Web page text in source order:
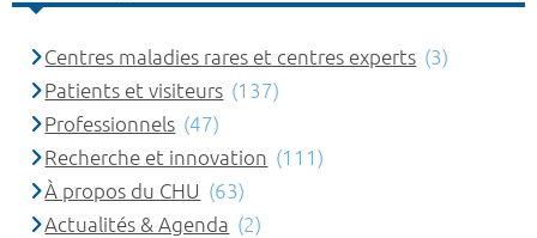
Centres maladies rares et centres experts (3)
Patients et visiteurs (137)
Professionnels (47)
Recherche et innovation (111)
À propos du CHU (63)
Actualités & Agenda (2)